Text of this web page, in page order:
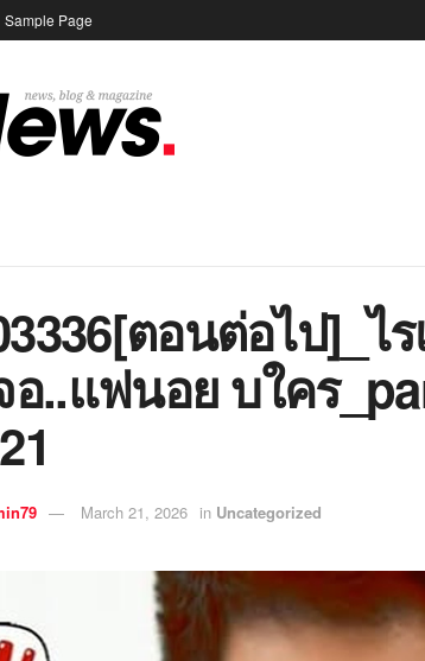
Sample Page
ตอนต่อไป]_ไ
อ..แฟนอย บใคร
March 21, 2026 in Uncategorized